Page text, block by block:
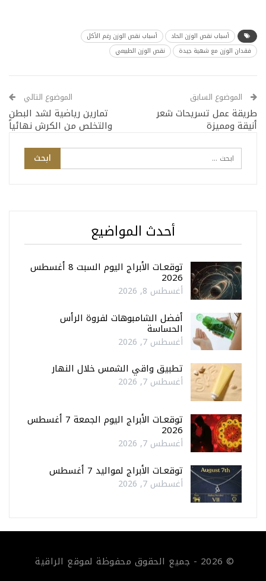
أسباب نقص الوزن الحاد
أسباب نقص الوزن رغم الأكل
فقدان الوزن مع شهية جيدة
نقص الوزن الطبيعي
الموضوع السابق
طريقة عمل تسريحات شعر
أنيقة ومميزة
الموضوع التالي
تمارين رياضية لشد البطن
والتخلص من الكرش نهائياً
أحدث المواضيع
توقعـات الأبراج اليوم السبت 8 أغسطس
2026
أغسطس 8, 2026
أفضل الشامبوهات لفروة الرأس
الحساسة
أغسطس 7, 2026
تطبيق واقي الشمس خلال النهار
أغسطس 7, 2026
توقعـات الأبراج اليوم الجمعة 7 أغسطس
2026
أغسطس 7, 2026
توقعـات الأبراج لمواليد 7 أغسطس
أغسطس 7, 2026
© 2026 - جميع الحقوق محفوظة لموقع الراقية